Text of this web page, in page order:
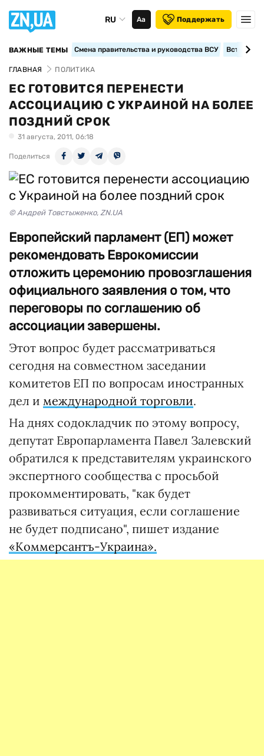
RU Аа Поддержать
ВАЖНЫЕ ТЕМЫ Смена правительства и руководства ВСУ
ГЛАВНАЯ ПОЛИТИКА
ЕС ГОТОВИТСЯ ПЕРЕНЕСТИ
АССОЦИАЦИЮ С УКРАИНОЙ НА БОЛЕЕ
ПОЗДНИЙ СРОК
31 августа, 2011, 06:18
Поделиться
© Андрей Товстыженко, ZN.UA
Европейский парламент (ЕП) может
рекомендовать Еврокомиссии
отложить церемонию провозглашения
официального заявления о том, что
переговоры по соглашению об
ассоциации завершены.
Этот вопрос будет рассматриваться
сегодня на совместном заседании
комитетов ЕП по вопросам иностранных
дел и международной торговли.
На днях содокладчик по этому вопросу,
депутат Европарламента Павел Залевский
обратился к представителям украинского
экспертного сообщества с просьбой
прокомментировать, "как будет
развиваться ситуация, если соглашение
не будет подписано", пишет издание
«Коммерсантъ-Украина».